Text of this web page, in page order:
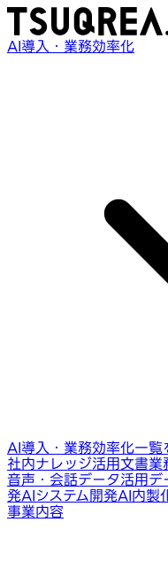
AI導入・業務効率化
AI導入・業務効率化一覧
社内ナレッジ活用文書業
音声・会話データ活用デ
発AIシステム開発AI内製
事業内容